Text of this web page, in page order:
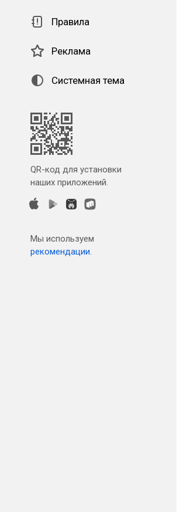
Правила
Реклама
Системная тема
QR-код для установки
наших приложений.
Мы используем
рекомендации.